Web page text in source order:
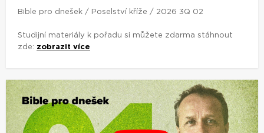
Bible pro dnešek / Poselství kříže / 2026 3Q 02
Studijní materiály k pořadu si můžete zdarma stáhnout
zde: zobrazit více